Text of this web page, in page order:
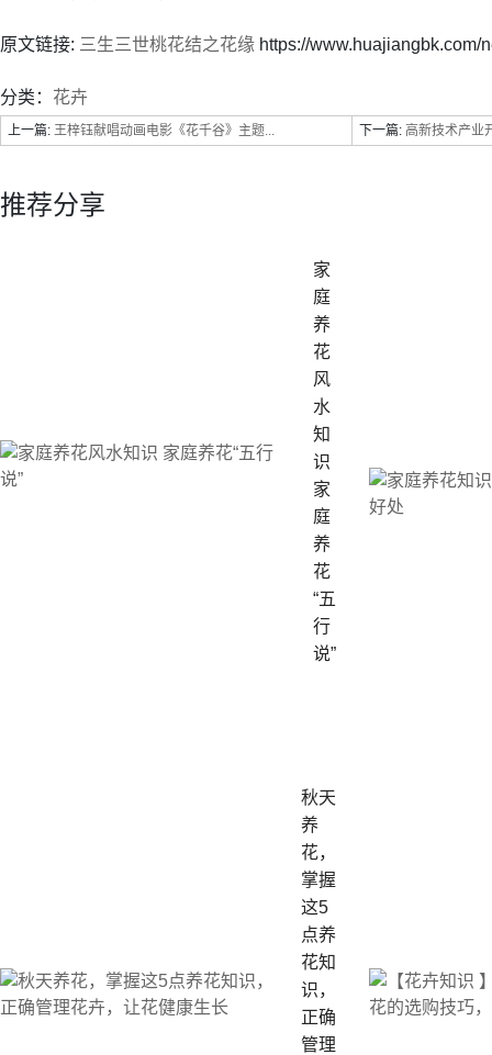
原文链接: 三生三世桃花结之花缘 https://www.huajiangbk.com/
分类： 花卉
上一篇: 王梓钰献唱动画电影《花千谷》主题... 下一篇: 高新技术产业
推荐分享
家
庭
养
花
风
水
知
识
家
庭
养
花
“五
行
说”
秋天
养
花，
掌握
这5
点养
花知
识，
正确
管理